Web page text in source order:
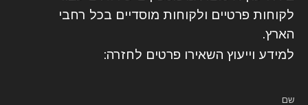
לקוחות פרטיים ולקוחות מוסדיים בכל רחבי
הארץ.
למידע וייעוץ השאירו פרטים לחזרה:
שם